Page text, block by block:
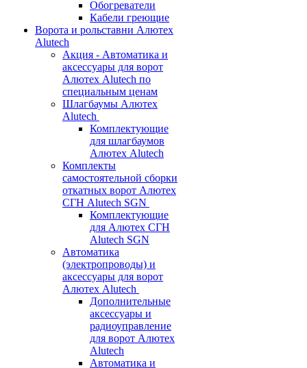
Обогреватели
Кабели греющие
Ворота и рольставни Алютех
Alutech
Акция - Автоматика и
аксессуары для ворот
Алютех Alutech по
специальным ценам
Шлагбаумы Алютех
Alutech
Комплектующие
для шлагбаумов
Алютех Alutech
Комплекты
самостоятельной сборки
откатных ворот Алютех
СГН Alutech SGN
Комплектующие
для Алютех СГН
Alutech SGN
Автоматика
(электропроводы) и
аксессуары для ворот
Алютех Alutech
Дополнительные
аксессуары и
радиоуправление
для ворот Алютех
Alutech
Автоматика и